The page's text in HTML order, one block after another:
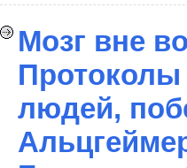
Мозг вне
Протоколы
людей,